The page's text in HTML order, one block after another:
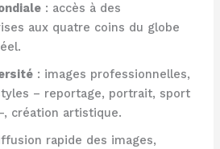
: accès à des
aux quatre coins du globe
: images professionnelles,
– reportage, portrait, sport
création artistique.
rapide des images,